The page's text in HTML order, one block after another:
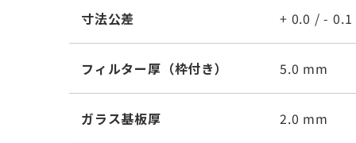
寸法公差 + 0.0 / -
フィルター厚（枠付き） 5.0 mm
ガラス基板厚 2.0 mm